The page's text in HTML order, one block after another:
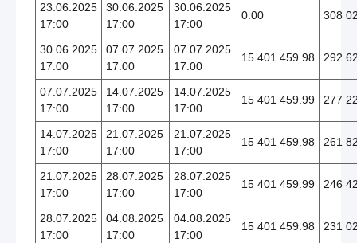
23.06.2025
17:00
30.06.2025
17:00
30.06.2025
17:00
0.00 308
30.06.2025
17:00
07.07.2025
17:00
07.07.2025
17:00
15 401 459.98 292
07.07.2025
17:00
14.07.2025
17:00
14.07.2025
17:00
15 401 459.99 277
14.07.2025
17:00
21.07.2025
17:00
21.07.2025
17:00
15 401 459.98 261
21.07.2025
17:00
28.07.2025
17:00
28.07.2025
17:00
15 401 459.99 246
28.07.2025
17:00
04.08.2025
17:00
04.08.2025
17:00
15 401 459.98 231